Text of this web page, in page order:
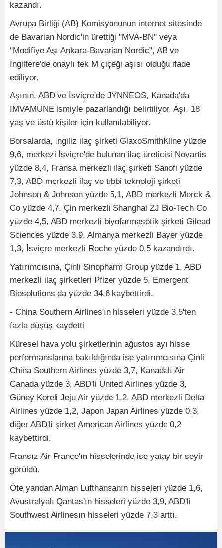
kazandı.
Avrupa Birliği (AB) Komisyonunun internet sitesinde
de Bavarian Nordic'in ürettiği "MVA-BN" veya
"Modifiye Aşı Ankara-Bavarian Nordic", AB ve
İngiltere'de onaylı tek M çiçeği aşısı olduğu ifade
ediliyor.
Aşının, ABD ve İsviçre'de JYNNEOS, Kanada'da
IMVAMUNE ismiyle pazarlandığı belirtiliyor. Aşı, 18
yaş ve üstü kişiler için kullanılabiliyor.
Borsalarda, İngiliz ilaç şirketi GlaxoSmithKline yüzde
9,6, merkezi İsviçre'de bulunan ilaç üreticisi Novartis
yüzde 8,4, Fransa merkezli ilaç şirketi Sanofi yüzde
7,3, ABD merkezli ilaç ve tıbbi teknoloji şirketi
Johnson & Johnson yüzde 5,1, ABD merkezli Merck &
Co yüzde 4,7, Çin merkezli Shanghai ZJ Bio-Tech Co
yüzde 4,5, ABD merkezli biyofarmasötik şirketi Gilead
Sciences yüzde 3,9, Almanya merkezli Bayer yüzde
1,3, İsviçre merkezli Roche yüzde 0,5 kazandırdı.
Yatırımcısına, Çinli Sinopharm Group yüzde 1, ABD
merkezli ilaç şirketleri Pfizer yüzde 5, Emergent
Biosolutions da yüzde 34,6 kaybettirdi.
- China Southern Airlines'ın hisseleri yüzde 3,5'ten
fazla düşüş kaydetti
Küresel hava yolu şirketlerinin ağustos ayı hisse
performanslarına bakıldığında ise yatırımcısına Çinli
China Southern Airlines yüzde 3,7, Kanadalı Air
Canada yüzde 3, ABD'li United Airlines yüzde 3,
Güney Koreli Jeju Air yüzde 1,2, ABD merkezli Delta
Airlines yüzde 1,2, Japon Japan Airlines yüzde 0,3,
diğer ABD'li şirket American Airlines yüzde 0,2
kaybettirdi.
Fransız Air France'ın hisselerinde ise yatay bir seyir
görüldü.
Öte yandan Alman Lufthansanın hisseleri yüzde 1,6,
Avustralyalı Qantas'ın hisseleri yüzde 3,9, ABD'li
Southwest Airlinesın hisseleri yüzde 7,3 arttı.